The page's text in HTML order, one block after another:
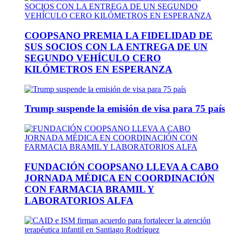
COOPSANO PREMIA LA FIDELIDAD DE
SUS SOCIOS CON LA ENTREGA DE UN
SEGUNDO VEHÍCULO CERO
KILÓMETROS EN ESPERANZA
Trump suspende la emisión de visa para 75 país
FUNDACIÓN COOPSANO LLEVA A CABO
JORNADA MÉDICA EN COORDINACIÓN
CON FARMACIA BRAMIL Y
LABORATORIOS ALFA